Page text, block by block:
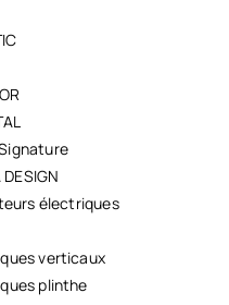
électriques
verticaux
plinthe